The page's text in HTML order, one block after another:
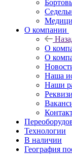
О компании
О
О
Наша
Наши
Технологии
В наличии
География